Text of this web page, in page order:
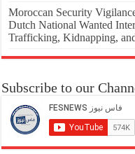
Moroccan Security
Dutch National Wanted
Trafficking, Kidnapping,
Subscribe to our